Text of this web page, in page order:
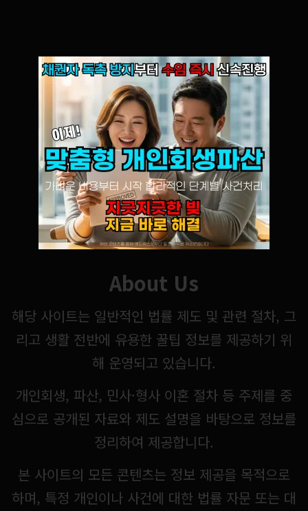
About Us
해당 사이트는 일반적인 법률 제도 및 관련 절차, 그
리고 생활 전반에 유용한 꿀팁 정보를 제공하기 위
해 운영되고 있습니다.
개인회생, 파산, 민사·형사 이혼 절차 등 주제를 중
심으로 공개된 자료와 제도 설명을 바탕으로 정보를
정리하여 제공합니다.
본 사이트의 모든 콘텐츠는 정보 제공을 목적으로
하며, 특정 개인이나 사건에 대한 법률 자문 또는 대